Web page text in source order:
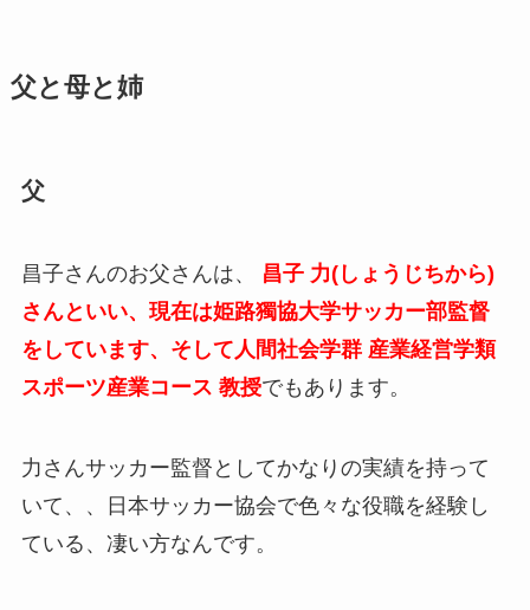
父と母と姉
父
昌子さんのお父さんは、
昌子 力(しょうじちから)
さんといい、現在は姫路獨協大学サッカー部監督
をしています、そして人間社会学群 産業経営学類
スポーツ産業コース 教授でもあります。
力さんサッカー監督としてかなりの実績を持って
いて、、日本サッカー協会で色々な役職を経験し
ている、凄い方なんです。